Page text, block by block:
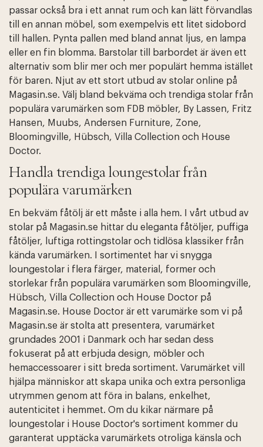
passar också bra i ett annat rum och kan lätt förvandlas
till en annan möbel, som exempelvis ett litet sidobord
till hallen. Pynta pallen med bland annat ljus, en lampa
eller en fin blomma. Barstolar till barbordet är även ett
alternativ som blir mer och mer populärt hemma istället
för baren. Njut av ett stort utbud av stolar online på
Magasin.se. Välj bland bekväma och trendiga stolar från
populära varumärken som FDB möbler, By Lassen, Fritz
Hansen, Muubs, Andersen Furniture, Zone,
Bloomingville, Hübsch, Villa Collection och House
Doctor.
Handla trendiga loungestolar från
populära varumärken
En bekväm fåtölj är ett måste i alla hem. I vårt utbud av
stolar på Magasin.se hittar du eleganta fåtöljer, puffiga
fåtöljer, luftiga rottingstolar och tidlösa klassiker från
kända varumärken. I sortimentet har vi snygga
loungestolar i flera färger, material, former och
storlekar från populära varumärken som Bloomingville,
Hübsch, Villa Collection och House Doctor på
Magasin.se. House Doctor är ett varumärke som vi på
Magasin.se är stolta att presentera, varumärket
grundades 2001 i Danmark och har sedan dess
fokuserat på att erbjuda design, möbler och
hemaccessoarer i sitt breda sortiment. Varumärket vill
hjälpa människor att skapa unika och extra personliga
utrymmen genom att föra in balans, enkelhet,
autenticitet i hemmet. Om du kikar närmare på
loungestolar i House Doctor's sortiment kommer du
garanterat upptäcka varumärkets otroliga känsla och